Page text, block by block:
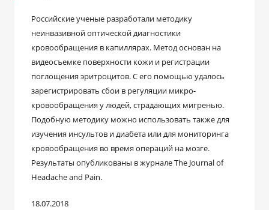
Российские ученые разработали методику
неинвазивной оптической диагностики
кровообращения в капиллярах. Метод основан на
видеосъемке поверхности кожи и регистрации
поглощения эритроцитов. С его помощью удалось
зарегистрировать сбои в регуляции микро-
кровообращения у людей, страдающих мигренью.
Подобную методику можно использовать также для
изучения инсультов и диабета или для мониторинга
кровообращения во время операций на мозге.
Результаты опубликованы в журнале The Journal of
Headache and Pain.
18.07.2018